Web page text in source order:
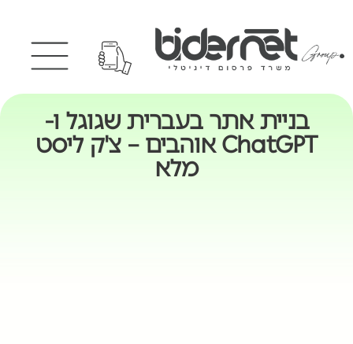
בניית אתר בעברית שגוגל ו-
ChatGPT אוהבים – צ'ק ליסט
מלא